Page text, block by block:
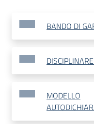
BANDO DI
MODELLO